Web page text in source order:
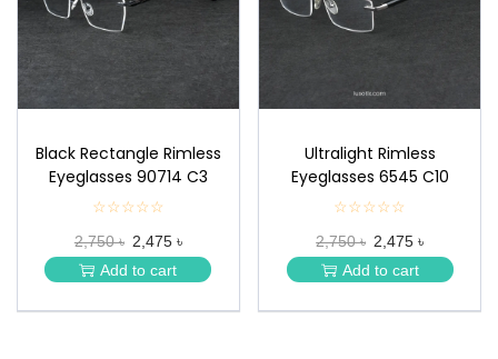
Black Rectangle Rimless
Eyeglasses 90714 C3
☆☆☆☆☆
★
★
★
★
2,750 ৳ 2,475 ৳
Add to cart
Ultralight Rimless
Eyeglasses 6545 C10
☆☆☆☆☆
★
★
★
★
2,750 ৳ 2,475 ৳
Add to cart